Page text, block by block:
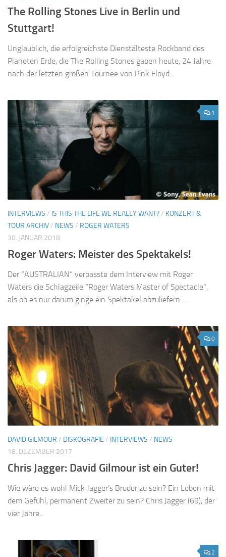
The Rolling Stones Live in Berlin und
Stuttgart!
Unglaublich, die erfolgreichste Dienstälteste Rockband des
Planeten Erde, die The Rolling Stones gaben heute, 24 Jahre
nach der letzten großen Tournee von Pink Floyd...
1
INTERVIEWS / IS THIS THE LIFE WE REALLY WANT?/ KONZERT &
TOUR ARCHIV/ NEWS / ROGER WATERS
30. JANUAR 2018
Roger Waters: Meister des Spektakels!
Der “AUSTRALIAN” verpasste dem Interview mit Roger
Waters die Schlagzeile “Roger Waters Master of Spectacle“,
als ob es nur darum ginge ein Spektakel abzuliefern....
0
DAVID GILMOUR / DISKOGRAFIE / INTERVIEWS / NEWS
18. DEZEMBER 2017
Chris Jagger: David Gilmour ist ein Guter!
Wie wäre es wohl Mick Jagger’s Bruder zu sein? Ein Leben mit
dem Gefühl, permanent Zweiter zu sein? Chris Jagger (69), der
vier Jahre...
2